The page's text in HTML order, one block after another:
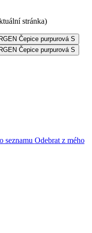
stránka)
seznamu Odebrat z mého